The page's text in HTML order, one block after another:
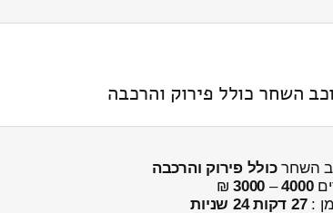
כולל פירוק והרכבה
4000
–
3000
₪
:27 דקות 24 שניות